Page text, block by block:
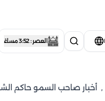
العصر : 3:52 مساءً
, أخبار صاحب السمو حاكم